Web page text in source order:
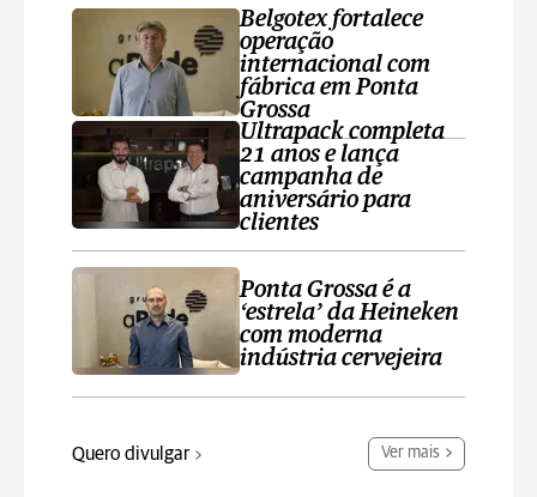
Belgotex fortalece
operação
internacional com
fábrica em Ponta
Grossa
Ultrapack completa
21 anos e lança
campanha de
aniversário para
clientes
Ponta Grossa é a
‘estrela’ da Heineken
com moderna
indústria cervejeira
Quero divulgar Ver mais